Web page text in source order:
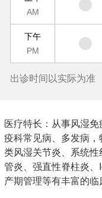
AM
下午
PM
出诊时间以实际为准
医疗特长：从事风湿
疫科常见病、多发病
类风湿关节炎、系统
管炎、强直性脊柱炎
产期管理等有丰富的临